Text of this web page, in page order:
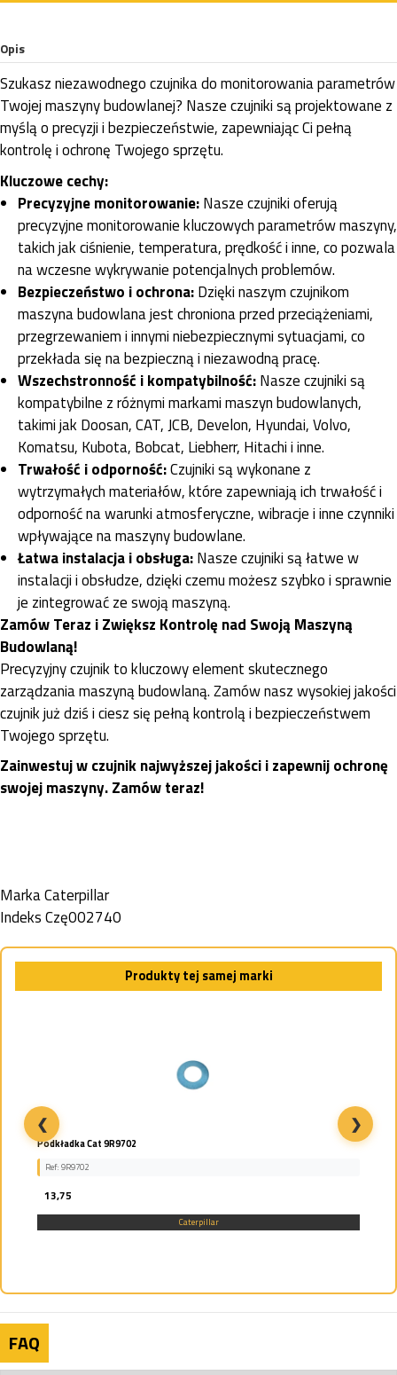
Opis
Szukasz niezawodnego czujnika do monitorowania parametrów
Twojej maszyny budowlanej? Nasze czujniki są projektowane z
myślą o precyzji i bezpieczeństwie, zapewniając Ci pełną
kontrolę i ochronę Twojego sprzętu.
Kluczowe cechy:
Precyzyjne monitorowanie:Nasze czujniki oferują
precyzyjne monitorowanie kluczowych parametrów maszyny,
takich jak ciśnienie, temperatura, prędkość i inne, co pozwala
na wczesne wykrywanie potencjalnych problemów.
Bezpieczeństwo i ochrona:Dzięki naszym czujnikom
maszyna budowlana jest chroniona przed przeciążeniami,
przegrzewaniem i innymi niebezpiecznymi sytuacjami, co
przekłada się na bezpieczną i niezawodną pracę.
Wszechstronność i kompatybilność:Nasze czujniki są
kompatybilne z różnymi markami maszyn budowlanych,
takimi jak Doosan, CAT, JCB, Develon, Hyundai, Volvo,
Komatsu, Kubota, Bobcat, Liebherr, Hitachi i inne.
Trwałość i odporność:Czujniki są wykonane z
wytrzymałych materiałów, które zapewniają ich trwałość i
odporność na warunki atmosferyczne, wibracje i inne czynniki
wpływające na maszyny budowlane.
Łatwa instalacja i obsługa:Nasze czujniki są łatwe w
instalacji i obsłudze, dzięki czemu możesz szybko i sprawnie
je zintegrować ze swoją maszyną.
Zamów Teraz i Zwiększ Kontrolę nad Swoją Maszyną
Budowlaną!
Precyzyjny czujnik to kluczowy element skutecznego
zarządzania maszyną budowlaną. Zamów nasz wysokiej jakości
czujnik już dziś i ciesz się pełną kontrolą i bezpieczeństwem
Twojego sprzętu.
Zainwestuj w czujnik najwyższej jakości i zapewnij ochronę
swojej maszyny. Zamów teraz!
MarkaCaterpillar
IndeksCzę002740
Produkty tej samej marki
Podkładka Cat 9R9702
Ref: 9R9702
13,75
Caterpillar
❮ ❯
FAQ